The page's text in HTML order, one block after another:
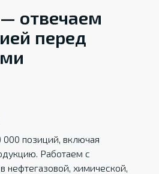
отвечаем
перед
000 позиций, включая
Работаем с
нефтегазовой, химической,